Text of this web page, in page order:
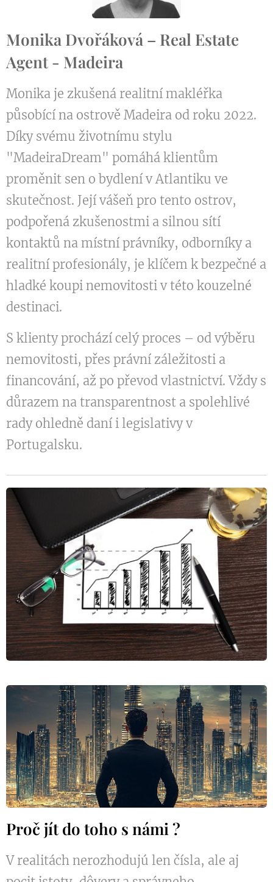
Monika Dvořáková – Real Estate
Agent - Madeira
Monika je zkušená realitní makléřka
působící na ostrově Madeira od roku 2022.
Díky svému životnímu stylu
"MadeiraDream" pomáhá klientům
proměnit sen o bydlení v Atlantiku ve
skutečnost. Její vášeň pro tento ostrov,
podpořená zkušenostmi a silnou sítí
kontaktů na místní právníky, odborníky a
realitní profesionály, je klíčem k bezpečné a
hladké koupi nemovitosti v této kouzelné
destinaci.
S klienty prochází celý proces – od výběru
nemovitosti, přes právní záležitosti a
financování, až po převod vlastnictví. Vždy s
důrazem na transparentnost a spolehlivé
rady ohledně daní i legislativy v
Portugalsku.
Proč jít do toho s námi ?
V realitách nerozhodujú len čísla, ale aj